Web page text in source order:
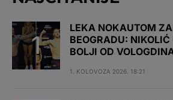
LEKA NOKAUTOM
BEOGRADU:
BOLJI OD
1. KOLOVOZA 2026. 18:21